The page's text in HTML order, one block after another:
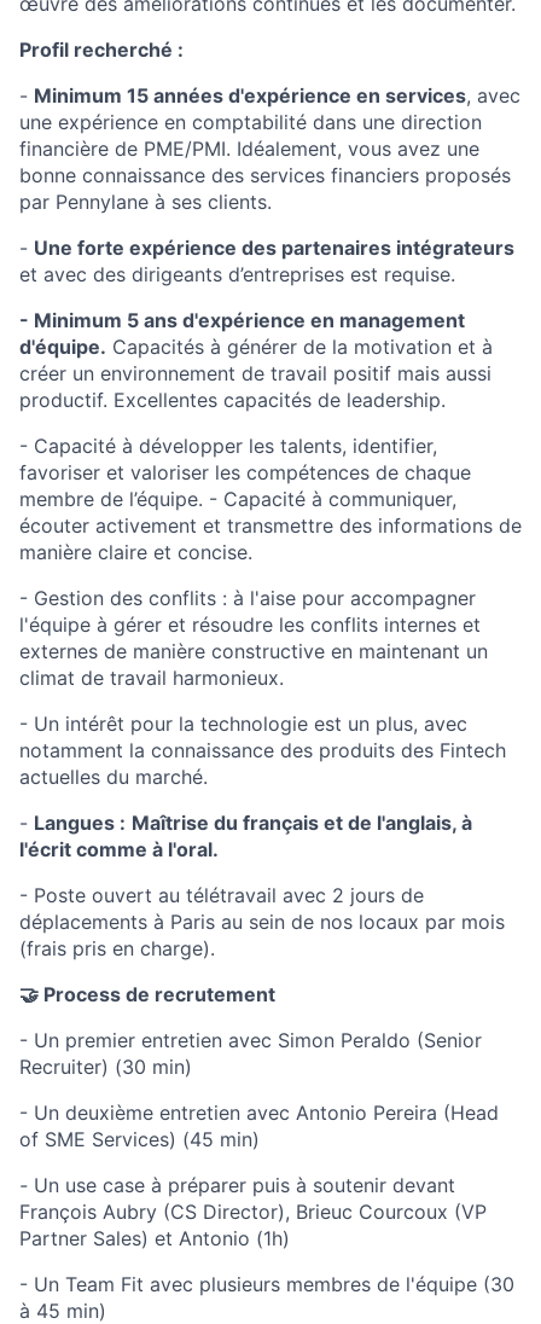
Profil recherché :
- Minimum 15 années d'expérience en services, avec
une expérience en comptabilité dans une direction
financière de PME/PMI. Idéalement, vous avez une
bonne connaissance des services financiers proposés
par Pennylane à ses clients.
- Une forte expérience des partenaires intégrateurs
et avec des dirigeants d’entreprises est requise.
- Minimum 5 ans d'expérience en management
d'équipe. Capacités à générer de la motivation et à
créer un environnement de travail positif mais aussi
productif. Excellentes capacités de leadership.
- Capacité à développer les talents, identifier,
favoriser et valoriser les compétences de chaque
membre de l’équipe. - Capacité à communiquer,
écouter activement et transmettre des informations de
manière claire et concise.
- Gestion des conflits : à l'aise pour accompagner
l'équipe à gérer et résoudre les conflits internes et
externes de manière constructive en maintenant un
climat de travail harmonieux.
- Un intérêt pour la technologie est un plus, avec
notamment la connaissance des produits des Fintech
actuelles du marché.
- Langues : Maîtrise du français et de l'anglais, à
l'écrit comme à l'oral.
- Poste ouvert au télétravail avec 2 jours de
déplacements à Paris au sein de nos locaux par mois
(frais pris en charge).
🤝 Process de recrutement
- Un premier entretien avec Simon Peraldo (Senior
Recruiter) (30 min)
- Un deuxième entretien avec Antonio Pereira (Head
of SME Services) (45 min)
- Un use case à préparer puis à soutenir devant
François Aubry (CS Director), Brieuc Courcoux (VP
Partner Sales) et Antonio (1h)
- Un Team Fit avec plusieurs membres de l'équipe (30
à 45 min)